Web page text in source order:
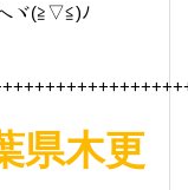
ヾ(≧▽≦)ﾉ
県木更